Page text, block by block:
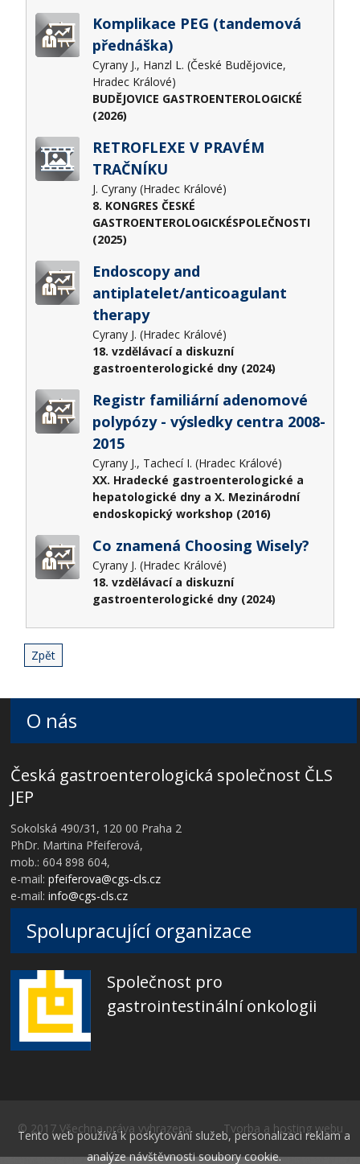
Komplikace PEG (tandemová
přednáška)
Cyrany J., Hanzl L. (České Budějovice,
Hradec Králové)
BUDĚJOVICE GASTROENTEROLOGICKÉ
(2026)
RETROFLEXE V PRAVÉM
TRAČNÍKU
J. Cyrany (Hradec Králové)
8. KONGRES ČESKÉ
GASTROENTEROLOGICKÉSPOLEČNOSTI
(2025)
Endoscopy and
antiplatelet/anticoagulant
therapy
Cyrany J. (Hradec Králové)
18. vzdělávací a diskuzní
gastroenterologické dny (2024)
Registr familiární adenomové
polypózy - výsledky centra 2008-
2015
Cyrany J., Tachecí I. (Hradec Králové)
XX. Hradecké gastroenterologické a
hepatologické dny a X. Mezinárodní
endoskopický workshop (2016)
Co znamená Choosing Wisely?
Cyrany J. (Hradec Králové)
18. vzdělávací a diskuzní
gastroenterologické dny (2024)
Zpět
O nás
Česká gastroenterologická společnost ČLS
JEP
Sokolská 490/31, 120 00 Praha 2
PhDr. Martina Pfeiferová,
mob.: 604 898 604,
e-mail:pfeiferova@cgs-cls.cz
e-mail:info@cgs-cls.cz
Spolupracující organizace
Společnost pro
gastrointestinální onkologii
© 2017 Všechna práva vyhrazena Tvorba a hosting webu
Tento web používá k poskytování služeb, personalizaci reklam a
analýze návštěvnosti soubory cookie.